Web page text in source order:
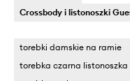
Crossbody i listonoszki
torebki damskie na ramie
torebka czarna listonoszka